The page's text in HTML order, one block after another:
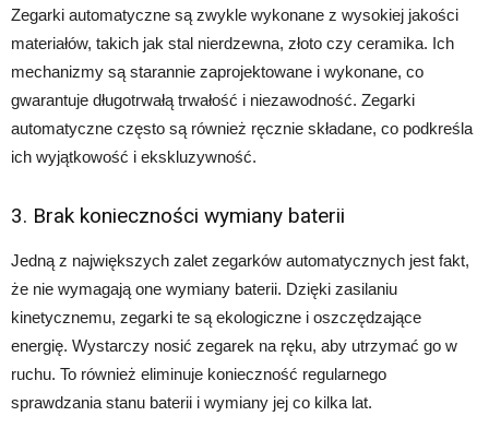
Zegarki automatyczne są zwykle wykonane z wysokiej jakości
materiałów, takich jak stal nierdzewna, złoto czy ceramika. Ich
mechanizmy są starannie zaprojektowane i wykonane, co
gwarantuje długotrwałą trwałość i niezawodność. Zegarki
automatyczne często są również ręcznie składane, co podkreśla
ich wyjątkowość i ekskluzywność.
3. Brak konieczności wymiany baterii
Jedną z największych zalet zegarków automatycznych jest fakt,
że nie wymagają one wymiany baterii. Dzięki zasilaniu
kinetycznemu, zegarki te są ekologiczne i oszczędzające
energię. Wystarczy nosić zegarek na ręku, aby utrzymać go w
ruchu. To również eliminuje konieczność regularnego
sprawdzania stanu baterii i wymiany jej co kilka lat.